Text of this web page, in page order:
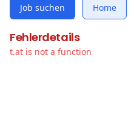
Job suchen Home
Fehlerdetails
t.at is not a function